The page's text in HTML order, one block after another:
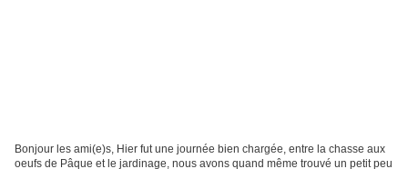
Bonjour les ami(e)s, Hier fut une journée bien chargée, entre la chasse aux
oeufs de Pâque et le jardinage, nous avons quand même trouvé un petit peu